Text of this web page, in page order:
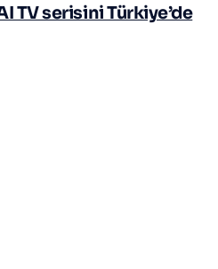
TV serisini Türkiye’de